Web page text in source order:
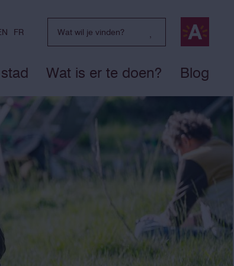
FR
Wat is er te doen? Blog